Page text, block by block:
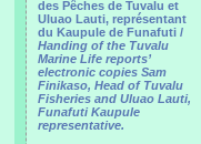
des Pêches de Tuvalu et
Uluao Lauti, représentant
du Kaupule de Funafuti /
Handing of the Tuvalu
Marine Life reports’
electronic copies Sam
Finikaso, Head of Tuvalu
Fisheries and Uluao Lauti,
Funafuti Kaupule
representative.